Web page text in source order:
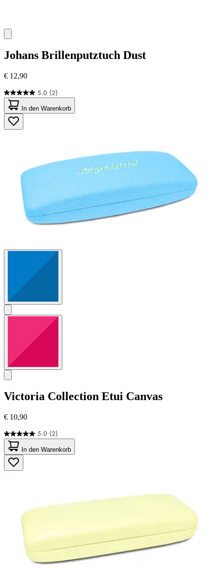
Johans Brillenputztuch Dust
€ 12,90
5.0 (2)
5.0
von
5
Sternen.
2
In den Warenkorb
Victoria Collection Etui Canvas
€ 10,90
5.0 (2)
5.0
von
5
Sternen.
2
In den Warenkorb